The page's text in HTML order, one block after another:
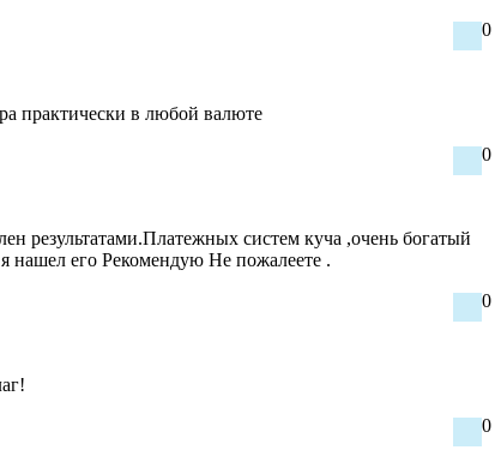
0
практически в любой валюте
0
результатами.Платежных систем куча ,очень богатый
нашел его Рекомендую Не пожалеете .
0
0